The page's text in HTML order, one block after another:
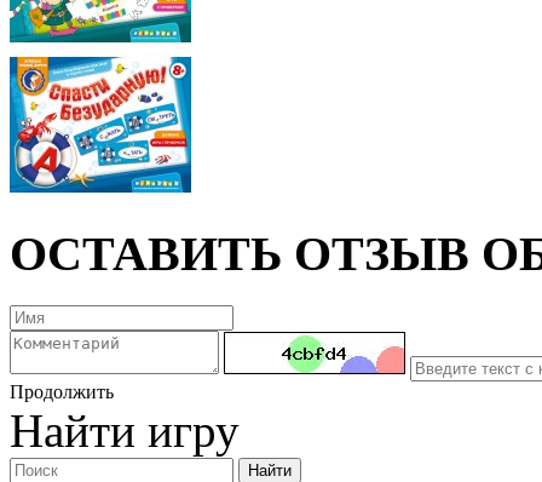
ОСТАВИТЬ ОТЗЫВ
Продолжить
Найти игру